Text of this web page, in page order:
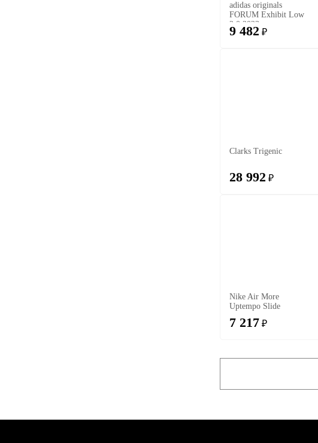
adidas originals
FORUM Exhibit Low
2.0 2023
9 482 ₽
Clarks Trigenic
28 992 ₽
Nike Air More
Uptempo Slide
7 217 ₽